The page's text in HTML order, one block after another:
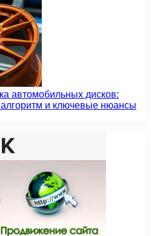
автомобильных дисков:
и ключевые нюансы